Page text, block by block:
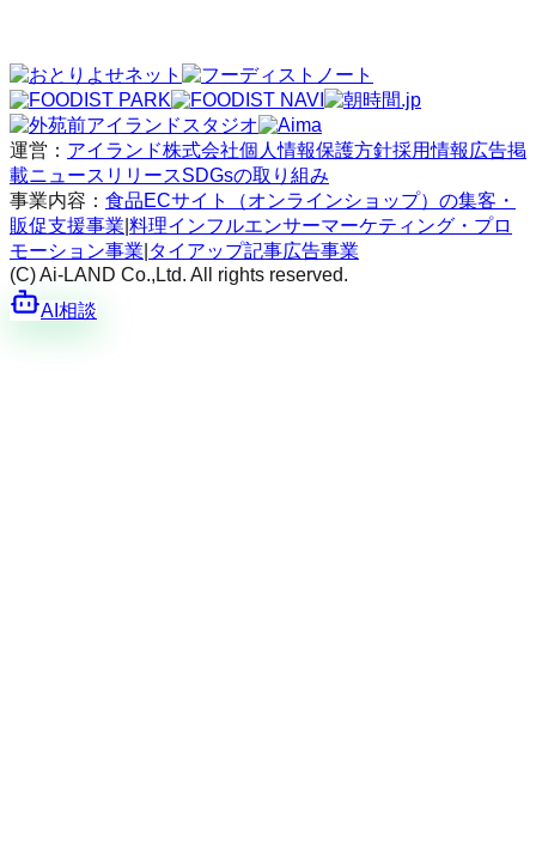
運営： アイランド株式会社個人情報保護方針採用情報 広告掲
載ニュースリリースSDGsの取り組み
事業内容： 食品ECサイト（オンラインショップ）の集客・
販促支援事業 料理インフルエンサーマーケティング・プロ
モーション事業 タイアップ記事広告事業
(C) Ai-LAND Co.,Ltd. All rights reserved.
AI相談